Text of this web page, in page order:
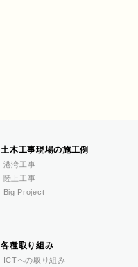
土木工事現場の施工例
港湾工事
陸上工事
Big Project
各種取り組み
ICTへの取り組み